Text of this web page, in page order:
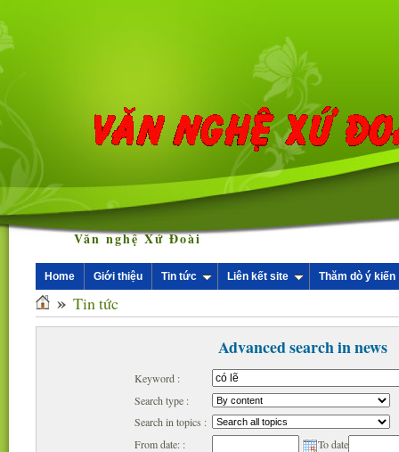
Văn nghệ Xứ Đoài
Home Giới thiệu Tin tức Liên kết site Thăm dò ý kiến
» Tin tức
Advanced search in news
Keyword :
Search type :
Search in topics :
From date: :
To date